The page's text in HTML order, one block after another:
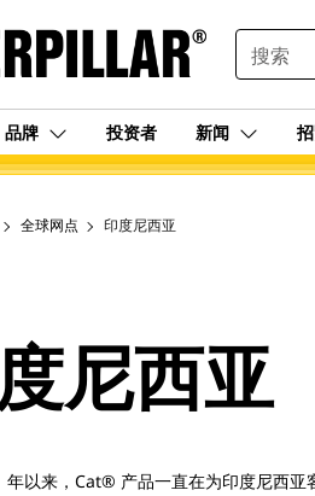
SEARCH
品牌 投资者 新闻
全球网点 印度尼西亚
尼西亚
年以来，Cat® 产品一直在为印度尼西亚